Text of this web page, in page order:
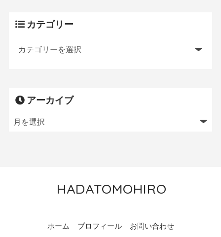
カテゴリー
アーカイブ
HADATOMOHIRO
ホーム プロフィール お問い合わせ